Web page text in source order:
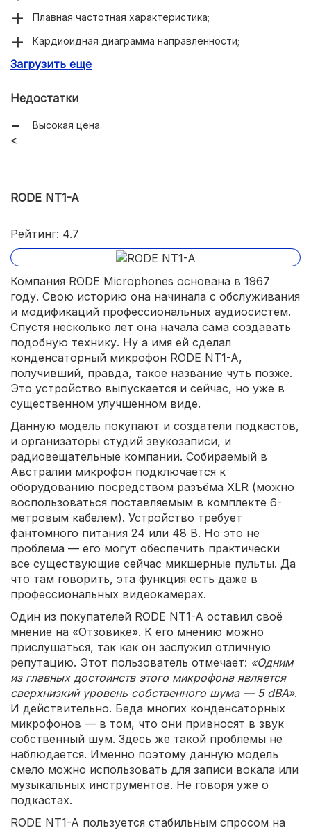
Плавная частотная характеристика;
Кардиоидная диаграмма направленности;
Комплектуется креплением на стойку;
Загрузить еще
Недостатки
Высокая цена.
<
RODE NT1-A
Рейтинг: 4.7
Компания RODE Microphones основана в 1967
году. Свою историю она начинала с обслуживания
и модификаций профессиональных аудиосистем.
Спустя несколько лет она начала сама создавать
подобную технику. Ну а имя ей сделал
конденсаторный микрофон RODE NT1-A,
получивший, правда, такое название чуть позже.
Это устройство выпускается и сейчас, но уже в
существенном улучшенном виде.
Данную модель покупают и создатели подкастов,
и организаторы студий звукозаписи, и
радиовещательные компании. Собираемый в
Австралии микрофон подключается к
оборудованию посредством разъёма XLR (можно
воспользоваться поставляемым в комплекте 6-
метровым кабелем). Устройство требует
фантомного питания 24 или 48 В. Но это не
проблема — его могут обеспечить практически
все существующие сейчас микшерные пульты. Да
что там говорить, эта функция есть даже в
профессиональных видеокамерах.
Один из покупателей RODE NT1-A оставил своё
мнение на «Отзовике». К его мнению можно
прислушаться, так как он заслужил отличную
репутацию. Этот пользователь отмечает: «Одним
из главных достоинств этого микрофона является
сверхнизкий уровень собственного шума — 5 dBA».
И действительно. Беда многих конденсаторных
микрофонов — в том, что они привносят в звук
собственный шум. Здесь же такой проблемы не
наблюдается. Именно поэтому данную модель
смело можно использовать для записи вокала или
музыкальных инструментов. Не говоря уже о
подкастах.
RODE NT1-A пользуется стабильным спросом на